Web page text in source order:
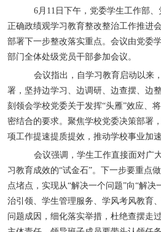
6月 11 日下午，党委学生工作部
正确政绩观学习教育整改整治工作推进
部署下一步整改落实重点。会议由党委
部门全体处级党员干部参加会议。
会议指出，自学习教育启动以来
署，坚持边学习、边调研、边查摆、边
刻领会学校党委关于发挥“头雁”效应、
密结合的要求。聚焦学校党委决策部署
项工作提速提质提效，推动学校事业加
会议强调，学生工作直接面对广
习教育成效的“试金石”。下一步要重点
点堵点，实现从“解决一个问题”向“解决
治引领、学生管理服务、学风考风教育
问题成因，细化落实举措，杜绝查摆走